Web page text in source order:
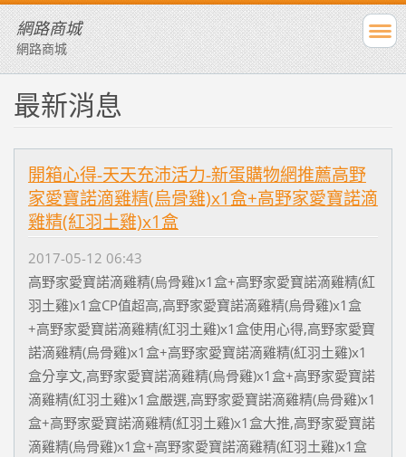
網路商城
網路商城
最新消息
開箱心得-天天充沛活力-新蛋購物網推薦高野
家愛寶諾滴雞精(烏骨雞)x1盒+高野家愛寶諾滴
雞精(紅羽土雞)x1盒
2017-05-12 06:43
高野家愛寶諾滴雞精(烏骨雞)x1盒+高野家愛寶諾滴雞精(紅
羽土雞)x1盒CP值超高,高野家愛寶諾滴雞精(烏骨雞)x1盒
+高野家愛寶諾滴雞精(紅羽土雞)x1盒使用心得,高野家愛寶
諾滴雞精(烏骨雞)x1盒+高野家愛寶諾滴雞精(紅羽土雞)x1
盒分享文,高野家愛寶諾滴雞精(烏骨雞)x1盒+高野家愛寶諾
滴雞精(紅羽土雞)x1盒嚴選,高野家愛寶諾滴雞精(烏骨雞)x1
盒+高野家愛寶諾滴雞精(紅羽土雞)x1盒大推,高野家愛寶諾
滴雞精(烏骨雞)x1盒+高野家愛寶諾滴雞精(紅羽土雞)x1盒